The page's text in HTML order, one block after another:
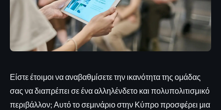
Είστε έτοιμοι να αναβαθμίσετε την ικανότητα της ομάδας
σας να διαπρέπει σε ένα αλληλένδετο και πολυπολιτισμικό
περιβάλλον; Αυτό το σεμινάριο στην Κύπρο προσφέρει μια